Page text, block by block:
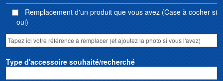
Remplacement d'un produit que vous avez (Case à cocher si
oui)
Type d'accessoire souhaité/recherché